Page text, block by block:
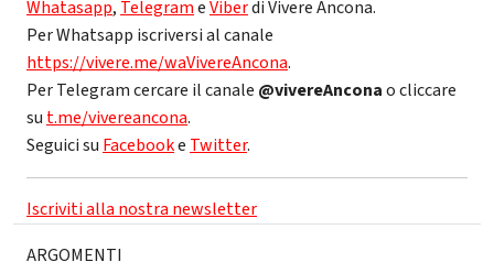
Whatasapp, TelegrameViberdi Vivere Ancona.
Per Whatsapp iscriversi al canale
https://vivere.me/waVivereAncona.
Per Telegram cercare il canale @vivereAnconao cliccare
su t.me/vivereancona.
Seguici su Facebooke Twitter.
Iscriviti alla nostra newsletter
ARGOMENTI